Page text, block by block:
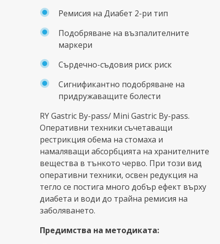
Ремисия на Диабет 2-ри тип
Подобряване на възпалителните
маркери
Сърдечно-съдовия риск риск
Сигнификантно подобряване на
придружаващите болести
RY Gastric By-pass/ Mini Gastric By-pass.
Оперативни техники съчетаващи
рестрикция обема на стомаха и
намаляващи абсорбцията на хранителните
вещества в тънкото черво. При този вид
оперативни техники, освен редукция на
тегло се постига много добър ефект върху
диабета и води до трайна ремисия на
заболяването.
Предимства на методиката: